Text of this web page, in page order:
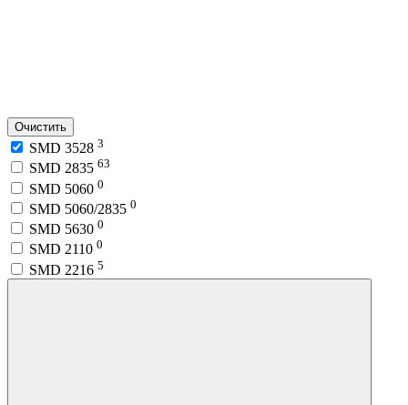
Очистить
SMD 3528 3
SMD 2835 63
SMD 5060 0
SMD 5060/2835 0
SMD 5630 0
SMD 2110 0
SMD 2216 5